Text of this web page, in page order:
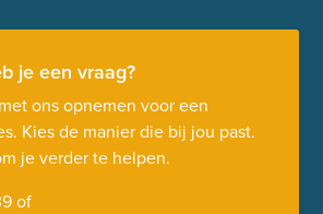
je een vraag?
ons opnemen voor een
Kies de manier die bij jou past.
je verder te helpen.
of